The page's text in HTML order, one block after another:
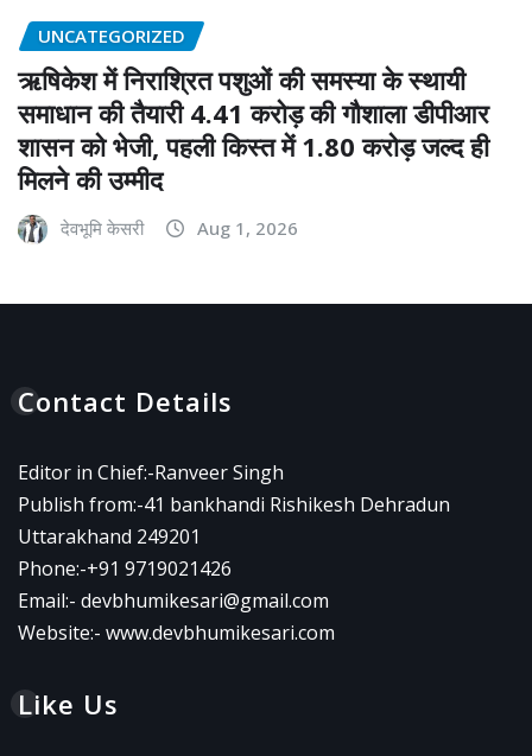
UNCATEGORIZED
ऋषिकेश में निराश्रित पशुओं की समस्या के स्थायी
समाधान की तैयारी 4.41 करोड़ की गौशाला डीपीआर
शासन को भेजी, पहली किस्त में 1.80 करोड़ जल्द ही
मिलने की उम्मीद
देवभूमि केसरी Aug 1, 2026
Contact Details
Editor in Chief:-Ranveer Singh
Publish from:-41 bankhandi Rishikesh Dehradun
Uttarakhand 249201
Phone:-+91 9719021426
Email:- devbhumikesari@gmail.com
Website:- www.devbhumikesari.com
Like Us